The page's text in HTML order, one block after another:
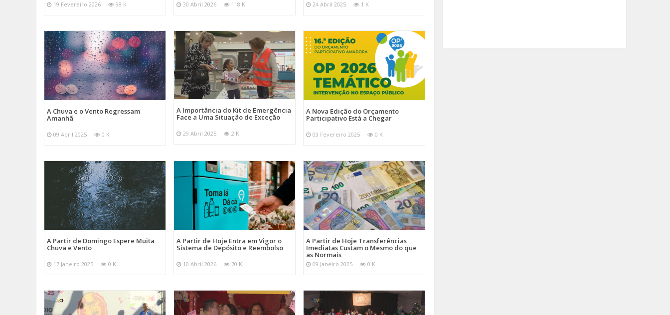
19 Fevereiro 2026 98 K 30 Abril 2026 118 K 24 Abril 2025 1 K
A Chuva e o Vento Regressam
Amanhã
09 Abril 2025 0 K
A Importância do Kit de Emergência
Face a Uma Situação de Exceção
29 Abril 2025 2 K
A Nova Edição do Orçamento
Participativo Está a Chegar
03 Fevereiro 2025 0 K
A Partir de Domingo Espere Muita
Chuva e Vento
17 Janeiro 2025 0 K
A Partir de Hoje Entra em Vigor o
Sistema de Depósito e Reembolso
10 Abril 2026 70 K
A Partir de Hoje Transferências
Imediatas Custam o Mesmo do que
as Normais
09 Janeiro 2025 0 K